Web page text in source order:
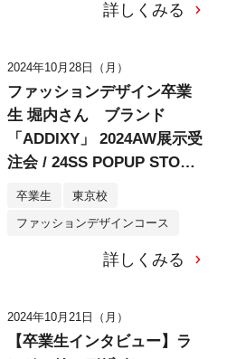
詳しくみる
2024年10月28日（月）
ファッションデザイン卒業
生 堀内さん ブランド
「ADDIXY」 2024AW展示受
注会 / 24SS POPUP STORE
にご訪問＆インタビュー！
卒業生 東京校
ファッションデザインコース
詳しくみる
2024年10月21日（月）
【卒業生インタビュー】ラ